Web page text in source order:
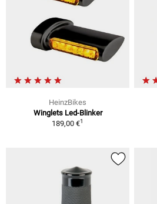
HeinzBikes
Winglets Led-Blinker
189,00 €1